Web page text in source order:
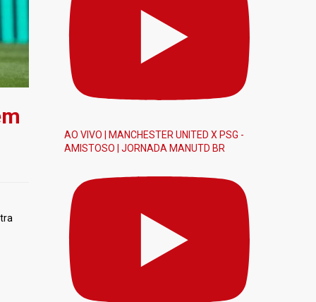
AO VIVO | MANCHESTER UNITED X PSG -
AMISTOSO | JORNADA MANUTD BR